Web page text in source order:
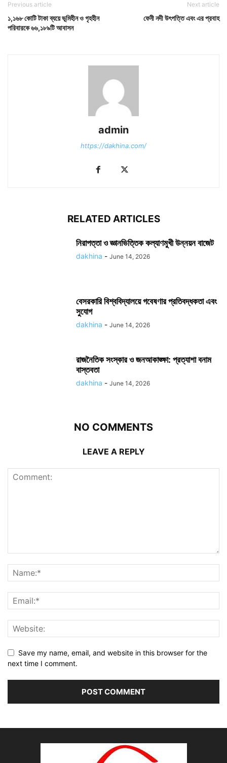
Previous article
১,১৬৮ কোটি টাকা ব্যয়ে ভূমিহীন ও গৃহহীন
পরিবারকে ৬৬,১৮৯টি আবাসন
Next article
ফেনী নদী উৎপত্তি এবং এর প্রবাহ
admin
https://dakhina.com/
RELATED ARTICLES
নিরাপত্তা ও জ্ঞানভিত্তিক কল্যাণমুখী উন্নয়ন বাজেট
dakhina - June 14, 2026
বেসরকারি বিশ্ববিদ্যালয়ে গবেষণার প্রতিবদ্ধকতা এবং
সুযোগ
dakhina - June 14, 2026
রাজনৈতিক সংস্কার ও জনআকাঙ্ক্ষা: প্রত্যাশা বনাম
বাস্তবতা
dakhina - June 14, 2026
NO COMMENTS
LEAVE A REPLY
Save my name, email, and website in this browser for the
next time I comment.